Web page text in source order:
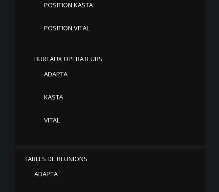
POSITION KASTA
POSITION VITAL
BUREAUX OPERATEURS
ADAPTA
KASTA
VITAL
TABLES DE REUNIONS
ADAPTA